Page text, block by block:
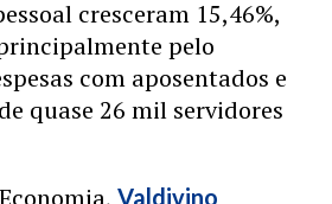
cresceram 15,46%,
pelo
com aposentados e
quase 26 mil servidores
Valdivino